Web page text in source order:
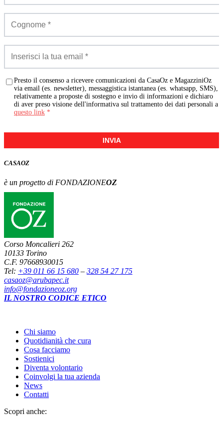
Presto il consenso a ricevere comunicazioni da CasaOz e MagazziniOz
via email (es. newsletter), messaggistica istantanea (es. whatsapp, SMS),
relativamente a proposte di sostegno e invio di informazioni e dichiaro
di aver preso visione dell'informativa sul trattamento dei dati personali a
questo link *
INVIA
CASAOZ
è un progetto di FONDAZIONEOZ
Corso Moncalieri 262
10133 Torino
C.F. 97668930015
Tel: +39 011 66 15 680 – 328 54 27 175
casaoz@arubapec.it
info@fondazioneoz.org
IL NOSTRO CODICE ETICO
Chi siamo
Quotidianità che cura
Cosa facciamo
Sostienici
Diventa volontario
Coinvolgi la tua azienda
News
Contatti
Scopri anche: